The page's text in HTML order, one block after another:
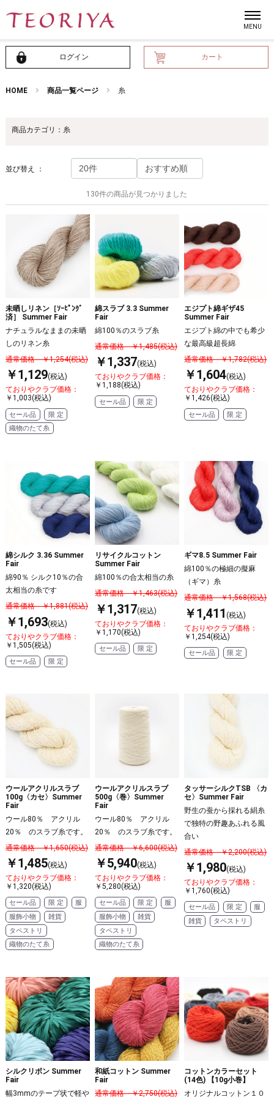
ログイン カート
HOME 商品一覧ページ 糸
商品カテゴリ：糸
並び替え ：
130件の商品が見つかりました
未晒しリネン［ｿｰﾋﾟﾝｸﾞ
済］ Summer Fair
ナチュラルなままの未晒
しのリネン糸
通常価格 ￥1,254(税込)
￥1,129(税込)
ておりやクラブ価格：
￥1,003(税込)
セール品
限 定
織物のたて糸
綿スラブ 3.3 Summer
Fair
綿100％のスラブ糸
通常価格 ￥1,485(税込)
￥1,337(税込)
ておりやクラブ価格：
￥1,188(税込)
セール品 限 定
エジプト綿ギザ45
Summer Fair
エジプト綿の中でも希少
な最高級超長綿
通常価格 ￥1,782(税込)
￥1,604(税込)
ておりやクラブ価格：
￥1,426(税込)
セール品 限 定
綿シルク 3.36 Summer
Fair
綿90％ シルク10％の合
太相当の糸です
通常価格 ￥1,881(税込)
￥1,693(税込)
ておりやクラブ価格：
￥1,505(税込)
セール品 限 定
リサイクルコットン
Summer Fair
綿100％の合太相当の糸
通常価格 ￥1,463(税込)
￥1,317(税込)
ておりやクラブ価格：
￥1,170(税込)
セール品 限 定
ギマ8.5 Summer Fair
綿100％の極細の擬麻
（ギマ）糸
通常価格 ￥1,568(税込)
￥1,411(税込)
ておりやクラブ価格：
￥1,254(税込)
セール品 限 定
ウールアクリルスラブ
100g〈カセ〉Summer
Fair
ウール80％ アクリル
20％ のスラブ糸です。
通常価格 ￥1,650(税込)
￥1,485(税込)
ておりやクラブ価格：
￥1,320(税込)
セール品 限 定
服
服飾小物
雑貨
タペストリ
織物のたて糸
ウールアクリルスラブ
500g〈巻〉Summer
Fair
ウール80％ アクリル
20％ のスラブ糸です。
通常価格 ￥6,600(税込)
￥5,940(税込)
ておりやクラブ価格：
￥5,280(税込)
セール品 限 定
服
服飾小物
雑貨
タペストリ
織物のたて糸
タッサーシルクTSB 〈カ
セ〉Summer Fair
野生の蚕から採れる絹糸
で独特の野趣あふれる風
合い
通常価格 ￥2,200(税込)
￥1,980(税込)
ておりやクラブ価格：
￥1,760(税込)
セール品 限 定
服
雑貨
タペストリ
シルクリボン Summer
Fair
幅3mmのテープ状で軽や
和紙コットン Summer
Fair
通常価格 ￥2,750(税込)
コットンカラーセット
(14色) 【10g小巻】
オリジナルコットン１０